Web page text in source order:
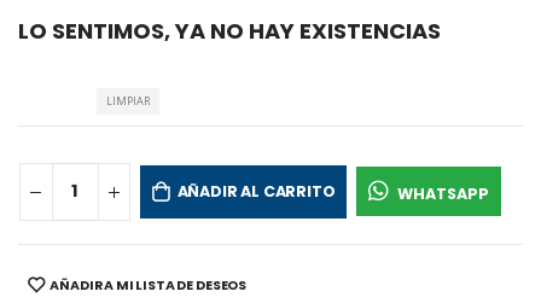
LO SENTIMOS, YA NO HAY EXISTENCIAS
LIMPIAR
AÑADIR AL CARRITO WHATSAPP
SHARE:AÑADIR A MI LISTA DE DESEOS